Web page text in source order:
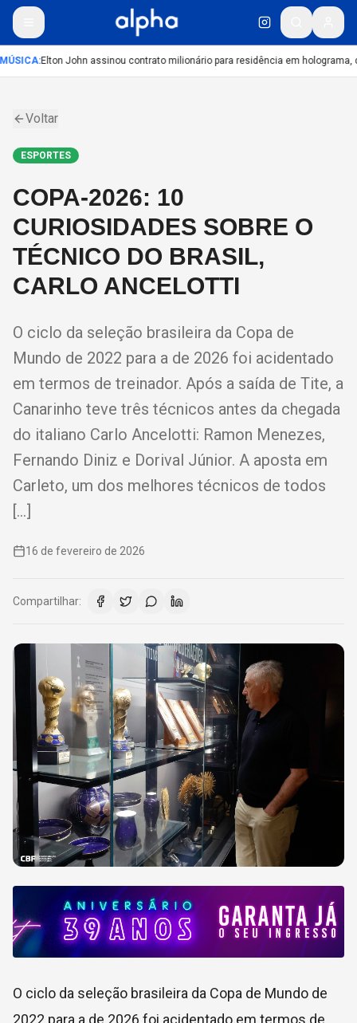
:Elton John assinou contrato milionário para residência em holograma,
Voltar
ESPORTES
COPA-2026: 10
CURIOSIDADES SOBRE O
TÉCNICO DO BRASIL,
CARLO ANCELOTTI
O ciclo da seleção brasileira da Copa de
Mundo de 2022 para a de 2026 foi acidentado
em termos de treinador. Após a saída de Tite, a
Canarinho teve três técnicos antes da chegada
do italiano Carlo Ancelotti: Ramon Menezes,
Fernando Diniz e Dorival Júnior. A aposta em
Carleto, um dos melhores técnicos de todos
[…]
16 de fevereiro de 2026
Compartilhar:
O ciclo da seleção brasileira da Copa de Mundo de
2022 para a de 2026 foi acidentado em termos de